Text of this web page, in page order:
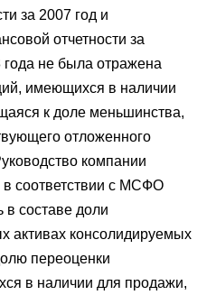
за 2007 год и
отчетности за
не была отражена
имеющихся в наличии
к доле меньшинства,
отложенного
компании
в соответствии с МСФО
в составе доли
активах консолидируемых
переоценки
в наличии для продажи,